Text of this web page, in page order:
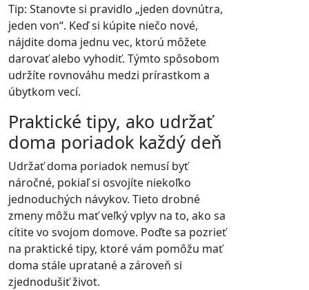
Tip: Stanovte si pravidlo „jeden dovnútra,
jeden von“. Keď si kúpite niečo nové,
nájdite doma jednu vec, ktorú môžete
darovať alebo vyhodiť. Týmto spôsobom
udržíte rovnováhu medzi prírastkom a
úbytkom vecí.
Praktické tipy, ako udržať
doma poriadok každý deň
Udržať doma poriadok nemusí byť
náročné, pokiaľ si osvojíte niekoľko
jednoduchých návykov. Tieto drobné
zmeny môžu mať veľký vplyv na to, ako sa
cítite vo svojom domove. Poďte sa pozrieť
na praktické tipy, ktoré vám pomôžu mať
doma stále upratané a zároveň si
zjednodušiť život.